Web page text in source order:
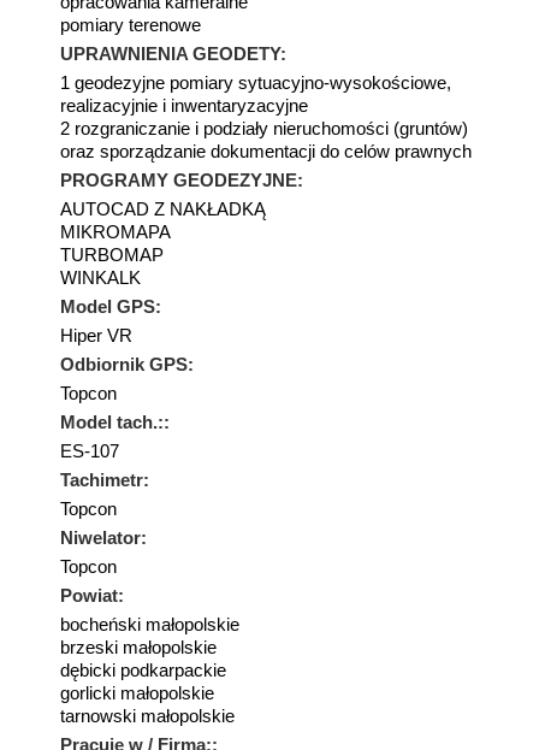
pomiary terenowe
UPRAWNIENIA GEODETY:
1 geodezyjne pomiary sytuacyjno-wysokościowe,
realizacyjnie i inwentaryzacyjne
2 rozgraniczanie i podziały nieruchomości (gruntów)
oraz sporządzanie dokumentacji do celów prawnych
PROGRAMY GEODEZYJNE:
AUTOCAD Z NAKŁADKĄ
MIKROMAPA
TURBOMAP
WINKALK
Model GPS:
Hiper VR
Odbiornik GPS:
Topcon
Model tach.::
ES-107
Tachimetr:
Topcon
Niwelator:
Topcon
Powiat:
bocheński małopolskie
brzeski małopolskie
dębicki podkarpackie
gorlicki małopolskie
tarnowski małopolskie
Pracuję w / Firma::